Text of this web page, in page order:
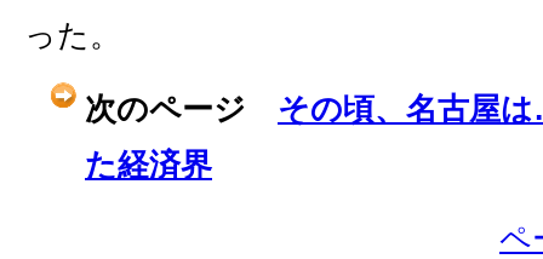
った。
次のページ その頃、名古屋
た経済界
ペ